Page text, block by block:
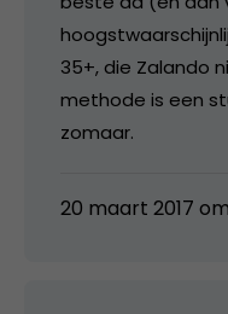
35+, die Zalando
methode is een
zomaar.
20 maart 2017 om